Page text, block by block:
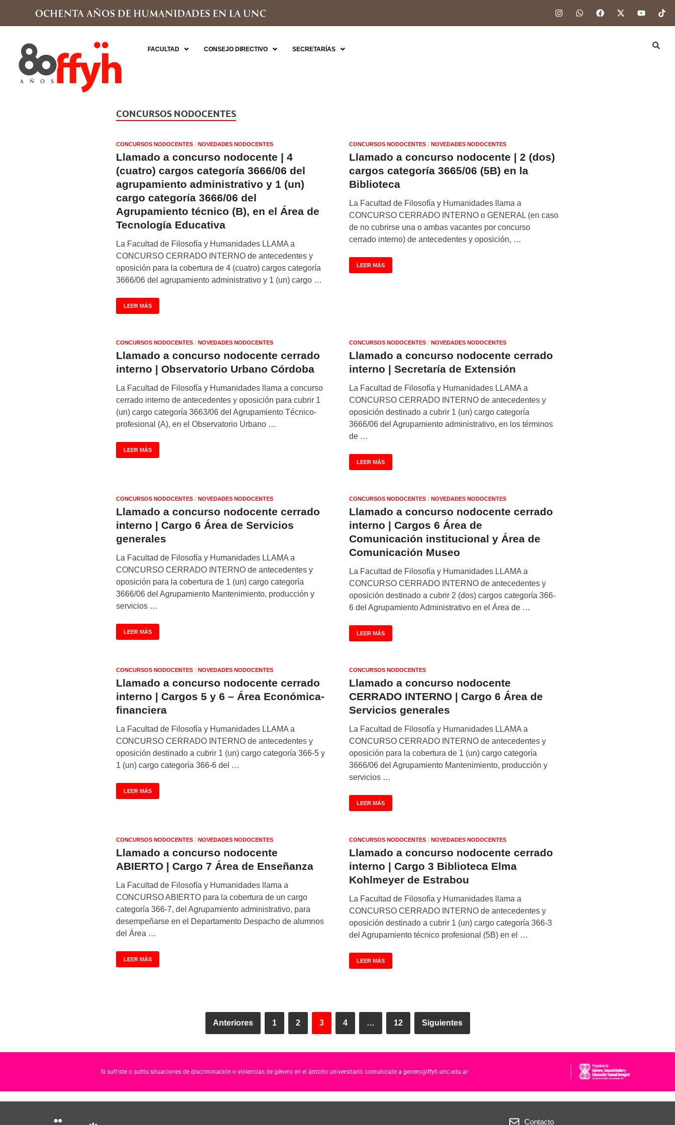
FACULTAD CONSEJO DIRECTIVO SECRETARÍAS
CONCURSOS NODOCENTES
CONCURSOS NODOCENTES / NOVEDADES NODOCENTES
Llamado a concurso nodocente | 4
(cuatro) cargos categoría 3666/06 del
agrupamiento administrativo y 1 (un)
cargo categoría 3666/06 del
Agrupamiento técnico (B), en el Área de
Tecnología Educativa
La Facultad de Filosofía y Humanidades LLAMA a
CONCURSO CERRADO INTERNO de antecedentes y
oposición para la cobertura de 4 (cuatro) cargos categoría
3666/06 del agrupamiento administrativo y 1 (un) cargo …
LEER MÁS
CONCURSOS NODOCENTES /NOVEDADES NODOCENTES
Llamado a concurso nodocente | 2 (dos)
cargos categoría 3665/06 (5B) en la
Biblioteca
La Facultad de Filosofía y Humanidades llama a
CONCURSO CERRADO INTERNO o GENERAL (en caso
de no cubrirse una o ambas vacantes por concurso
cerrado interno) de antecedentes y oposición, …
LEER MÁS
CONCURSOS NODOCENTES / NOVEDADES NODOCENTES
Llamado a concurso nodocente cerrado
interno | Observatorio Urbano Córdoba
La Facultad de Filosofía y Humanidades llama a concurso
cerrado interno de antecedentes y oposición para cubrir 1
(un) cargo categoría 3663/06 del Agrupamiento Técnico-
profesional (A), en el Observatorio Urbano …
LEER MÁS
CONCURSOS NODOCENTES /NOVEDADES NODOCENTES
Llamado a concurso nodocente cerrado
interno | Secretaría de Extensión
La Facultad de Filosofía y Humanidades LLAMA a
CONCURSO CERRADO INTERNO de antecedentes y
oposición destinado a cubrir 1 (un) cargo categoría
3666/06 del Agrupamiento administrativo, en los términos
de …
LEER MÁS
CONCURSOS NODOCENTES / NOVEDADES NODOCENTES
Llamado a concurso nodocente cerrado
interno | Cargo 6 Área de Servicios
generales
La Facultad de Filosofía y Humanidades LLAMA a
CONCURSO CERRADO INTERNO de antecedentes y
oposición para la cobertura de 1 (un) cargo categoría
3666/06 del Agrupamiento Mantenimiento, producción y
servicios …
LEER MÁS
CONCURSOS NODOCENTES /NOVEDADES NODOCENTES
Llamado a concurso nodocente cerrado
interno | Cargos 6 Área de
Comunicación institucional y Área de
Comunicación Museo
La Facultad de Filosofía y Humanidades LLAMA a
CONCURSO CERRADO INTERNO de antecedentes y
oposición destinado a cubrir 2 (dos) cargos categoría 366-
6 del Agrupamiento Administrativo en el Área de …
LEER MÁS
CONCURSOS NODOCENTES / NOVEDADES NODOCENTES
Llamado a concurso nodocente cerrado
interno | Cargos 5 y 6 – Área Económica-
financiera
La Facultad de Filosofía y Humanidades LLAMA a
CONCURSO CERRADO INTERNO de antecedentes y
oposición destinado a cubrir 1 (un) cargo categoría 366-5 y
1 (un) cargo categoría 366-6 del …
LEER MÁS
CONCURSOS NODOCENTES
Llamado a concurso nodocente
CERRADO INTERNO | Cargo 6 Área de
Servicios generales
La Facultad de Filosofía y Humanidades LLAMA a
CONCURSO CERRADO INTERNO de antecedentes y
oposición para la cobertura de 1 (un) cargo categoría
3666/06 del Agrupamiento Mantenimiento, producción y
servicios …
LEER MÁS
CONCURSOS NODOCENTES / NOVEDADES NODOCENTES
Llamado a concurso nodocente
ABIERTO | Cargo 7 Área de Enseñanza
La Facultad de Filosofía y Humanidades llama a
CONCURSO ABIERTO para la cobertura de un cargo
categoría 366-7, del Agrupamiento administrativo, para
desempeñarse en el Departamento Despacho de alumnos
del Área …
LEER MÁS
CONCURSOS NODOCENTES /NOVEDADES NODOCENTES
Llamado a concurso nodocente cerrado
interno | Cargo 3 Biblioteca Elma
Kohlmeyer de Estrabou
La Facultad de Filosofía y Humanidades llama a
CONCURSO CERRADO INTERNO de antecedentes y
oposición destinado a cubrir 1 (un) cargo categoría 366-3
del Agrupamiento técnico profesional (5B) en el …
LEER MÁS
Anteriores 1 2 3 4 … 12 Siguientes
Si sufriste o sufris situaciones de discriminación o violencias de género en el ámbito universitario comunicate a genero@ffyh.unc.edu.ar
Contacto